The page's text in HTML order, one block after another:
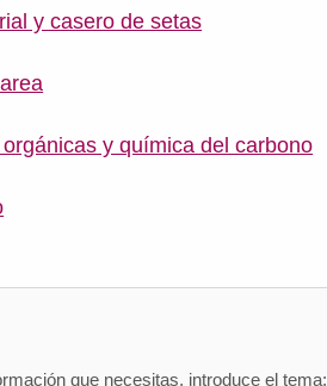
y casero de setas
y química del carbono
que necesitas, introduce el tema: